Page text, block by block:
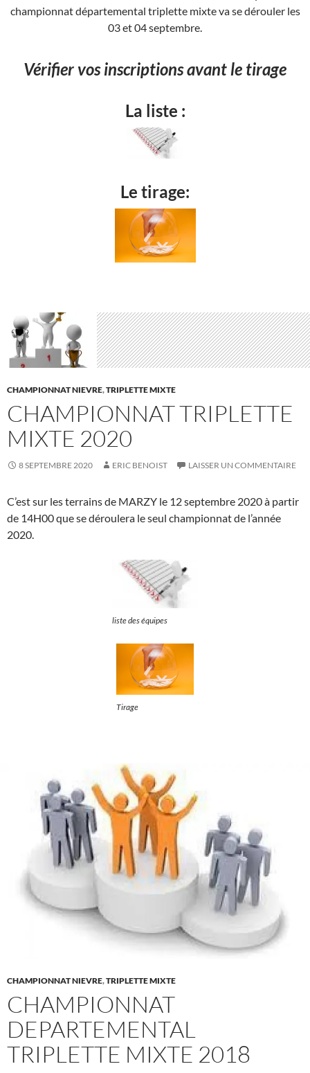
championnat départemental triplette mixte va se dérouler les
03 et 04 septembre.
Vérifier vos inscriptions avant le tirage
La liste :
Le tirage:
CHAMPIONNAT NIEVRE,TRIPLETTE MIXTE
CHAMPIONNAT TRIPLETTE
MIXTE 2020
8 SEPTEMBRE 2020 ERIC BENOIST LAISSER UN COMMENTAIRE
C’est sur les terrains de MARZY le 12 septembre 2020 à partir
de 14H00 que se déroulera le seul championnat de l’année
2020.
liste des équipes
Tirage
CHAMPIONNAT NIEVRE,TRIPLETTE MIXTE
CHAMPIONNAT
DEPARTEMENTAL
TRIPLETTE MIXTE 2018